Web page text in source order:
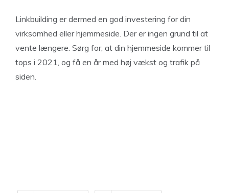
Linkbuilding er dermed en god investering for din
virksomhed eller hjemmeside. Der er ingen grund til at
vente længere. Sørg for, at din hjemmeside kommer til
tops i 2021, og få en år med høj vækst og trafik på
siden.